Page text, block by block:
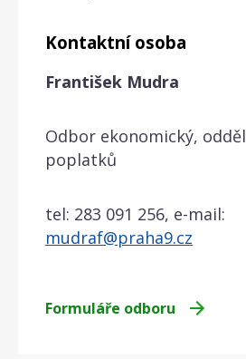
Kontaktní osoba
František Mudra
Odbor ekonomický,
poplatků
tel: 283 091 256, e-mail:
mudraf@praha9.cz
Formuláře odboru